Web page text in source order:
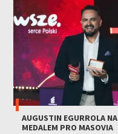
AUGUSTIN EGURROLA
MEDALEM PRO MASOVIA